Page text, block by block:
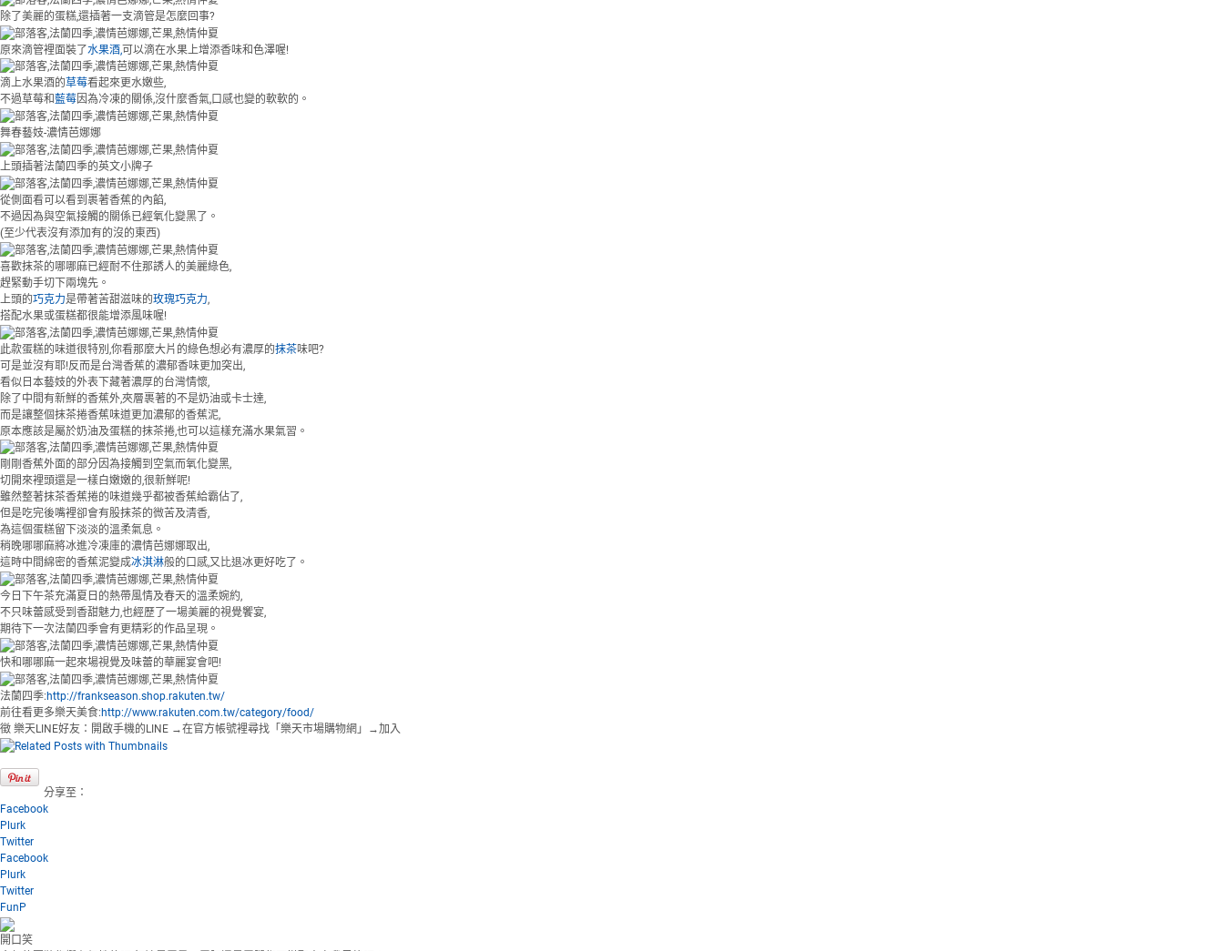
除了美麗的蛋糕,還插著一支滴管是怎麼回事?
原來滴管裡面裝了水果酒,可以滴在水果上增添香味和色澤喔!
滴上水果酒的草莓看起來更水嫩些,
不過草莓和 藍莓因為冷凍的關係,沒什麼香氣,口感也變的軟軟的。
舞春藝妓-濃情芭娜娜
上頭插著法蘭四季的英文小牌子
從側面看可以看到裹著香蕉的內餡,
不過因為與空氣接觸的關係已經氧化變黑了。
(至少代表沒有添加有的沒的東西)
喜歡抹茶的哪哪麻已經耐不住那誘人的美麗綠色,
趕緊動手切下兩塊先。
上頭的巧克力是帶著苦甜滋味的玫瑰巧克力,
搭配水果或蛋糕都很能增添風味喔!
此款蛋糕的味道很特別,你看那麼大片的綠色想必有濃厚的抹茶味吧?
可是並沒有耶!反而是台灣香蕉的濃郁香味更加突出,
看似日本藝妓的外表下藏著濃厚的台灣情懷,
除了中間有新鮮的香蕉外,夾層裹著的不是奶油或卡士達,
而是讓整個抹茶捲香蕉味道更加濃郁的香蕉泥,
原本應該是屬於奶油及蛋糕的抹茶捲,也可以這樣充滿水果氣習。
剛剛香蕉外面的部分因為接觸到空氣而氧化變黑,
切開來裡頭還是一樣白嫩嫩的,很新鮮呢!
雖然整著抹茶香蕉捲的味道幾乎都被香蕉給霸佔了,
但是吃完後嘴裡卻會有股抹茶的微苦及清香,
為這個蛋糕留下淡淡的溫柔氣息。
稍晚哪哪麻將冰進冷凍庫的濃情芭娜娜取出,
這時中間綿密的香蕉泥變成冰淇淋般的口感,又比退冰更好吃了。
今日下午茶充滿夏日的熱帶風情及春天的溫柔婉約,
不只味蕾感受到香甜魅力,也經歷了一場美麗的視覺饗宴,
期待下一次法蘭四季會有更精彩的作品呈現。
快和哪哪麻一起來場視覺及味蕾的華麗宴會吧!
法蘭四季:http://frankseason.shop.rakuten.tw/
前往看更多樂天美食:http://www.rakuten.com.tw/category/food/
徵 樂天LINE好友：開啟手機的LINE →在官方帳號裡尋找「樂天市場購物網」→加入
分享至：
Facebook
Plurk
Twitter
Facebook
Plurk
Twitter
FunP
開口笑